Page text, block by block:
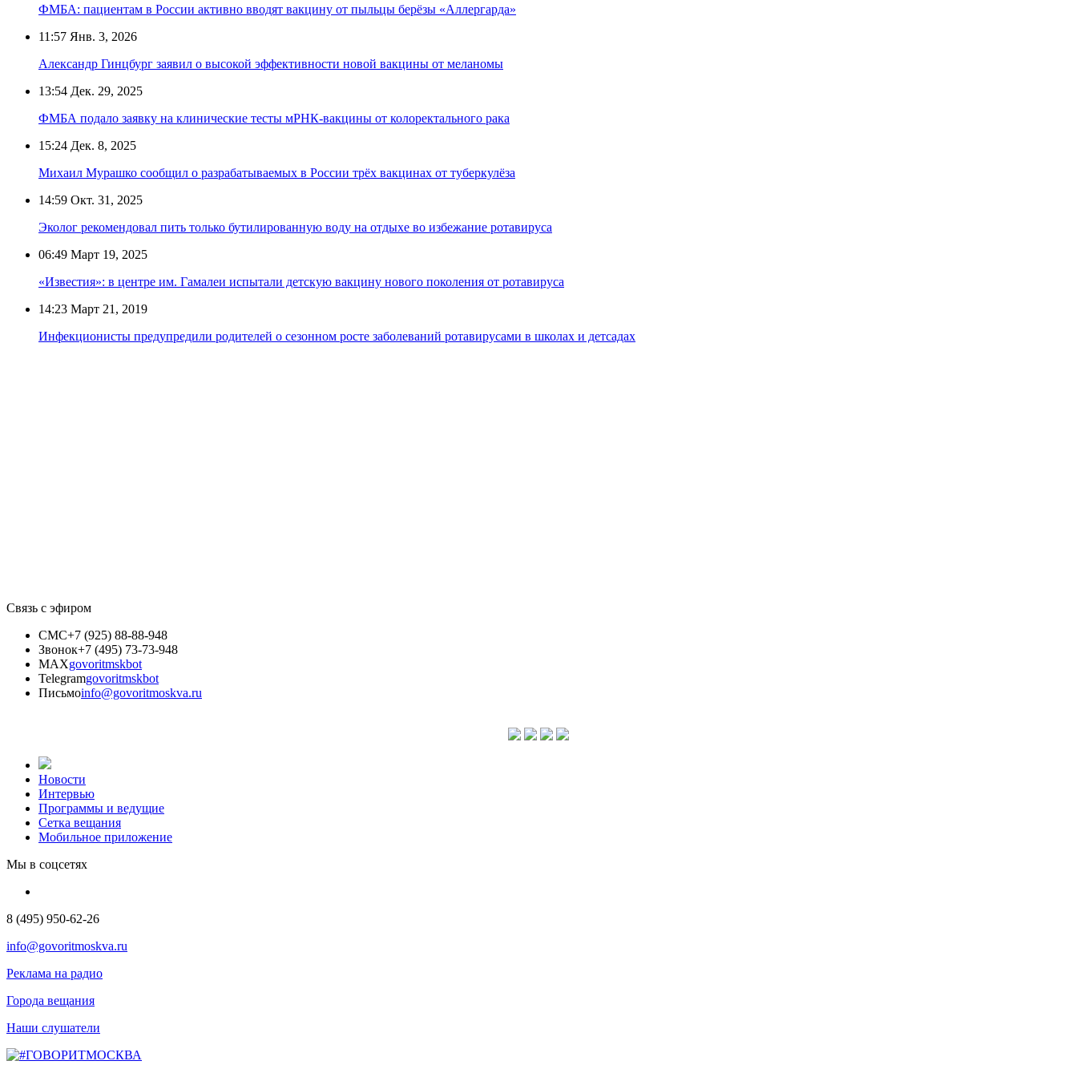
ФМБА: пациентам в России активно вводят вакцину от пыльцы берёзы «Аллергарда»
11:57 Янв. 3, 2026
Александр Гинцбург заявил о высокой эффективности новой вакцины от меланомы
13:54 Дек. 29, 2025
ФМБА подало заявку на клинические тесты мРНК-вакцины от колоректального рака
15:24 Дек. 8, 2025
Михаил Мурашко сообщил о разрабатываемых в России трёх вакцинах от туберкулёза
14:59 Окт. 31, 2025
Эколог рекомендовал пить только бутилированную воду на отдыхе во избежание ротавируса
06:49 Март 19, 2025
«Известия»: в центре им. Гамалеи испытали детскую вакцину нового поколения от ротавируса
14:23 Март 21, 2019
Инфекционисты предупредили родителей о сезонном росте заболеваний ротавирусами в школах и детсадах
Связь с эфиром
СМС+7 (925) 88-88-948
Звонок+7 (495) 73-73-948
MAXgovoritmskbot
Telegramgovoritmskbot
Письмоinfo@govoritmoskva.ru
Новости
Интервью
Программы и ведущие
Сетка вещания
Мобильное приложение
Мы в соцсетях
8 (495) 950-62-26
info@govoritmoskva.ru
Реклама на радио
Города вещания
Наши слушатели